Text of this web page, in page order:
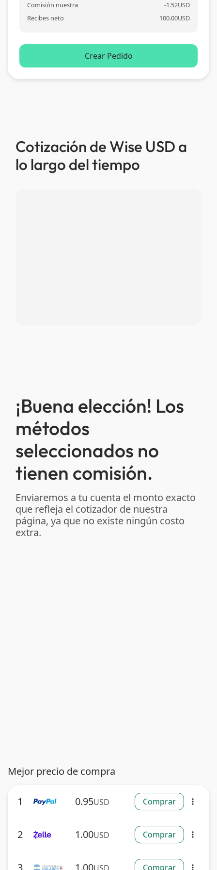
Comisión nuestra -1.52USD
Recibes neto
100.00USD
Crear Pedido
Cotización de Wise USD a
lo largo del tiempo
¡Buena elección! Los
métodos
seleccionados no
tienen comisión.
Enviaremos a tu cuenta el monto exacto
que refleja el cotizador de nuestra
página, ya que no existe ningún costo
extra.
Mejor precio de compra
1 0.95USD Comprar more_vert
2 1.00USD Comprar more_vert
3 1.00 Comprar more_vert